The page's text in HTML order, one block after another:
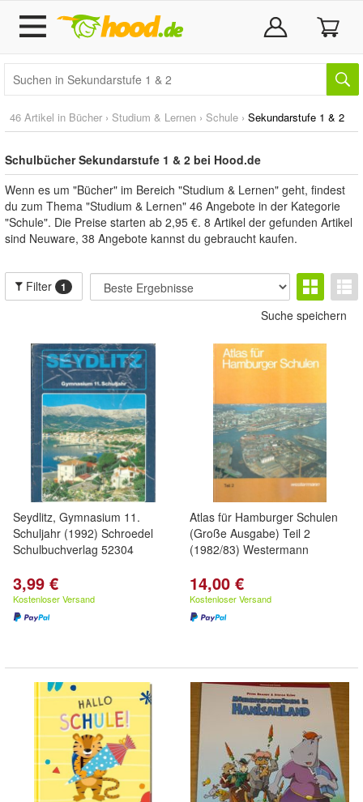
46 Artikel in Bücher › Studium & Lernen › Schule › Sekundarstufe 1 & 2
Schulbücher Sekundarstufe 1 & 2 bei Hood.de
Wenn es um "Bücher" im Bereich "Studium & Lernen" geht, findest
du zum Thema "Studium & Lernen" 46 Angebote in der Kategorie
"Schule". Die Preise starten ab 2,95 €. 8 Artikel der gefunden Artikel
sind Neuware, 38 Angebote kannst du gebraucht kaufen.
Filter 1
Suche speichern
Seydlitz, Gymnasium 11.
Schuljahr (1992) Schroedel
Schulbuchverlag 52304
3,99 €
Kostenloser Versand
Atlas für Hamburger Schulen
(Große Ausgabe) Teil 2
(1982/83) Westermann
14,00 €
Kostenloser Versand